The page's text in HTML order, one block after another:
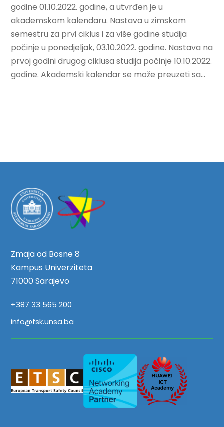
godine 01.10.2022. godine, a utvrđen je u
akademskom kalendaru. Nastava u zimskom
semestru za prvi ciklus i za više godine studija
počinje u ponedjeljak, 03.10.2022. godine. Nastava na
prvoj godini drugog ciklusa studija počinje 10.10.2022.
godine. Akademski kalendar se može preuzeti sa...
Zmaja od Bosne 8
Kampus Univerziteta
71000 Sarajevo
+387 33 565 200
info@fsk.unsa.ba